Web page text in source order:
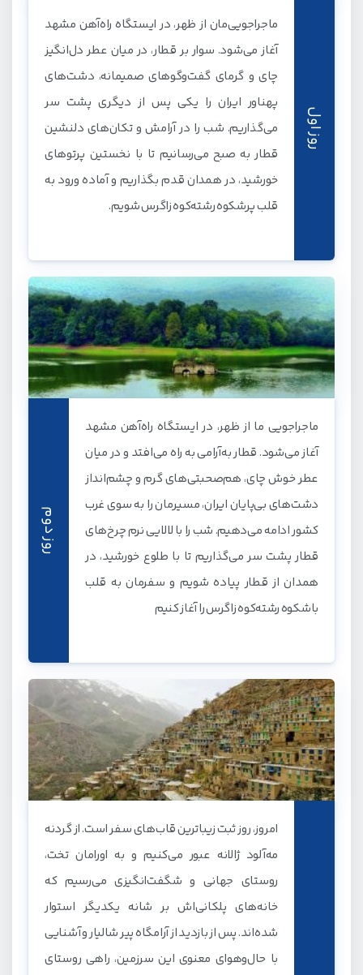
روز اول
ماجراجویی‌مان از ظهر، در ایستگاه راه‌آهن مشهد
آغاز می‌شود. سوار بر قطار، در میان عطر دل‌انگیز
چای و گرمای گفت‌وگوهای صمیمانه، دشت‌های
پهناور ایران را یکی پس از دیگری پشت سر
می‌گذاریم. شب را در آرامش و تکان‌های دلنشین
قطار به صبح می‌رسانیم تا با نخستین پرتوهای
خورشید، در همدان قدم بگذاریم و آماده ورود به
قلب پرشکوه رشته‌کوه زاگرس شویم.
روز دوم
ماجراجویی ما از ظهر، در ایستگاه راه‌آهن مشهد
آغاز می‌شود. قطار به‌آرامی به راه می‌افتد و در میان
عطر خوش چای، هم‌صحبتی‌های گرم و چشم‌انداز
دشت‌های بی‌پایان ایران، مسیرمان را به سوی غرب
کشور ادامه می‌دهیم. شب را با لالایی نرم چرخ‌های
قطار پشت سر می‌گذاریم تا با طلوع خورشید، در
همدان از قطار پیاده شویم و سفرمان به قلب
باشکوه رشته‌کوه زاگرس را آغاز کنیم
امروز، روز ثبت زیباترین قاب‌های سفر است. از گردنه
مه‌آلود ژالانه عبور می‌کنیم و به اورامان تخت،
روستای جهانی و شگفت‌انگیزی می‌رسیم که
خانه‌های پلکانی‌اش بر شانه یکدیگر استوار
شده‌اند. پس از بازدید از آرامگاه پیر شالیار و آشنایی
با حال‌وهوای معنوی این سرزمین، راهی روستای